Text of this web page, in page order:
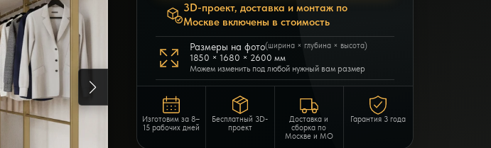
3D-проект, доставка и монтаж по
Москве включены в стоимость
Размеры на фото(ширина × глубина × высота)
1850 × 1680 × 2600 мм
Можем изменить под любой нужный вам размер
Изготовим за 8–
15 рабочих дней
Бесплатный 3D-
проект
Доставка и
сборка по
Москве и МО
Гарантия 3 года